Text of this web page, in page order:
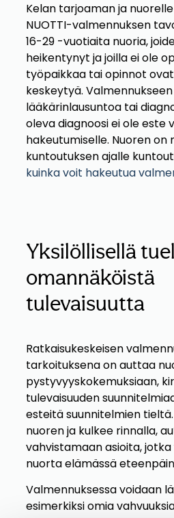
Kelan tarjoaman ja
NUOTTI-valmennuksen
16-29 -vuotiaita nuoria,
heikentynyt ja joilla ei ole
työpaikkaa tai opinnot
keskeytyä.
lääkärinlausuntoa tai
oleva diagnoosi ei ole este
hakeutumiselle. Nuoren on
kuntoutuksen ajalle
kuinka voit hakeutua
Yksilöllisellä
omannäköistä
tulevaisuutta
Ratkaisukeskeisen
tarkoituksena on auttaa
pystyvyyskokemuksiaan,
tulevaisuuden
esteitä suunnitelmien
nuoren ja kulkee rinnalla,
vahvistamaan asioita,
nuorta elämässä
Valmennuksessa voidaan
esimerkiksi omia